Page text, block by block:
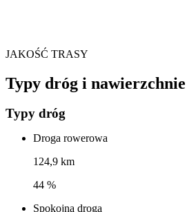
JAKOŚĆ TRASY
Typy dróg i
Typy dróg
Droga rowerowa
124,9 km
44 %
Spokojna droga